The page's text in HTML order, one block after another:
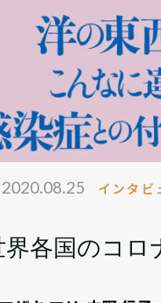
2020.08.25 インタビ
界各国のコロ